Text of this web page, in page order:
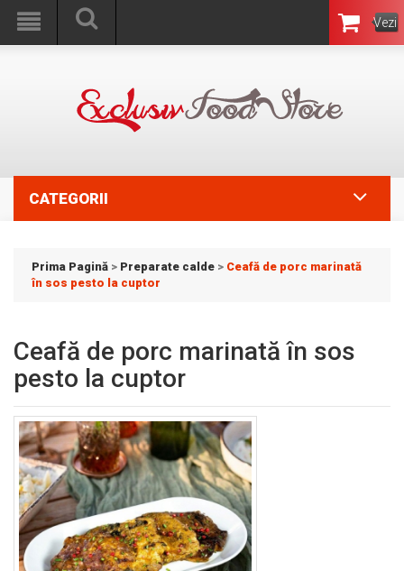
Vezi
Coşul
CATEGORII
Prima Pagină > Preparate calde > Ceafă de porc marinată
în sos pesto la cuptor
Ceafă de porc marinată în sos
pesto la cuptor